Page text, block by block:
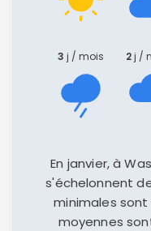
3 j / mois 2j /
En janvier, à
s'échelonnent
minimales
moyennes